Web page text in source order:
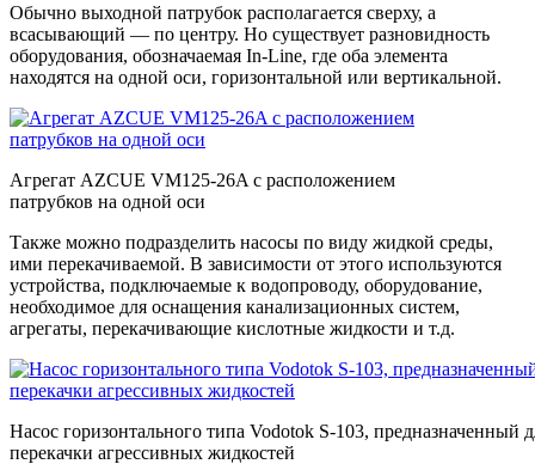
Обычно выходной патрубок располагается сверху, а
всасывающий — по центру. Но существует разновидность
оборудования, обозначаемая In-Line, где оба элемента
находятся на одной оси, горизонтальной или вертикальной.
Агрегат AZCUE VM125-26A с расположением
патрубков на одной оси
Также можно подразделить насосы по виду жидкой среды,
ими перекачиваемой. В зависимости от этого используются
устройства, подключаемые к водопроводу, оборудование,
необходимое для оснащения канализационных систем,
агрегаты, перекачивающие кислотные жидкости и т.д.
Насос горизонтального типа Vodotok S-103, предназначенный
перекачки агрессивных жидкостей